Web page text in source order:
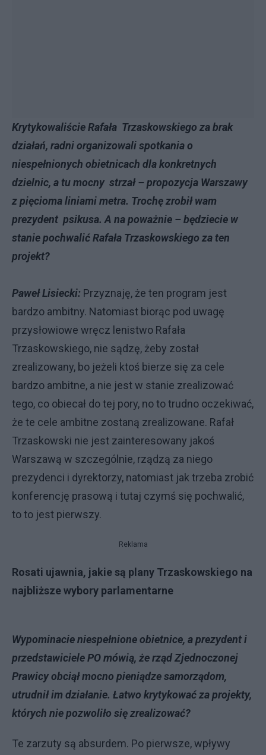
Krytykowaliście Rafała Trzaskowskiego za brak
działań, radni organizowali spotkania o
niespełnionych obietnicach dla konkretnych
dzielnic, a tu mocny strzał – propozycja Warszawy
z pięcioma liniami metra. Trochę zrobił wam
prezydent psikusa. A na poważnie – będziecie w
stanie pochwalić Rafała Trzaskowskiego za ten
projekt?
Paweł Lisiecki: Przyznaję, że ten program jest
bardzo ambitny. Natomiast biorąc pod uwagę
przysłowiowe wręcz lenistwo Rafała
Trzaskowskiego, nie sądzę, żeby został
zrealizowany, bo jeżeli ktoś bierze się za cele
bardzo ambitne, a nie jest w stanie zrealizować
tego, co obiecał do tej pory, no to trudno oczekiwać,
że te cele ambitne zostaną zrealizowane. Rafał
Trzaskowski nie jest zainteresowany jakoś
Warszawą w szczególnie, rządzą za niego
prezydenci i dyrektorzy, natomiast jak trzeba zrobić
konferencję prasową i tutaj czymś się pochwalić,
to to jest pierwszy.
Reklama
Rosati ujawnia, jakie są plany Trzaskowskiego na
najbliższe wybory parlamentarne
Wypominacie niespełnione obietnice, a prezydent i
przedstawiciele PO mówią, że rząd Zjednoczonej
Prawicy obciął mocno pieniądze samorządom,
utrudnił im działanie. Łatwo krytykować za projekty,
których nie pozwoliło się zrealizować?
Te zarzuty są absurdem. Po pierwsze, wpływy